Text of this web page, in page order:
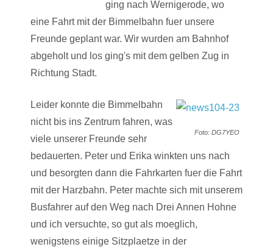
ging nach Wernigerode, wo
eine Fahrt mit der Bimmelbahn fuer unsere
Freunde geplant war. Wir wurden am Bahnhof
abgeholt und los ging's mit dem gelben Zug in
Richtung Stadt.
Foto: DG7YEO
Leider konnte die Bimmelbahn
nicht bis ins Zentrum fahren, was
viele unserer Freunde sehr
bedauerten. Peter und Erika winkten uns nach
und besorgten dann die Fahrkarten fuer die Fahrt
mit der Harzbahn. Peter machte sich mit unserem
Busfahrer auf den Weg nach Drei Annen Hohne
und ich versuchte, so gut als moeglich,
wenigstens einige Sitzplaetze in der